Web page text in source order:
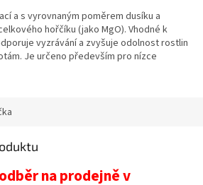
a s vyrovnaným poměrem dusíku a
hořčíku (jako MgO). Vhodné k
vyzrávání a zvyšuje odolnost rostlin
Je určeno především pro nízce
na prodejně v